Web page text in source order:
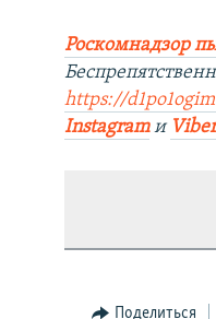
Роскомнадзор
https://
Instagramи
Поделиться